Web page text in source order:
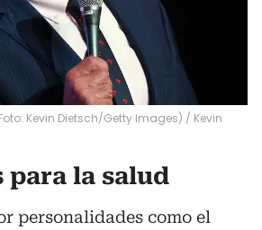
Kevin Dietsch/Getty Images) / Kevin
para la salud
personalidades como el